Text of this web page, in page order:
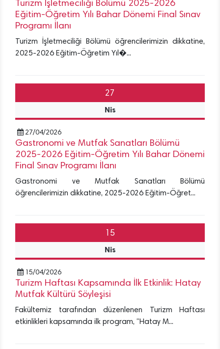
Turizm İşletmeciliği Bölümü 2025-2026
Eğitim-Öğretim Yılı Bahar Dönemi Final Sınav
Programı İlanı
Turizm İşletmeciliği Bölümü öğrencilerimizin dikkatine,
2025-2026 Eğitim-Öğretim Yıl�...
27
Nis
27/04/2026
Gastronomi ve Mutfak Sanatları Bölümü
2025-2026 Eğitim-Öğretim Yılı Bahar Dönemi
Final Sınav Programı İlanı
Gastronomi ve Mutfak Sanatları Bölümü
öğrencilerimizin dikkatine, 2025-2026 Eğitim-Öğret...
15
Nis
15/04/2026
Turizm Haftası Kapsamında İlk Etkinlik: Hatay
Mutfak Kültürü Söyleşisi
Fakültemiz tarafından düzenlenen Turizm Haftası
etkinlikleri kapsamında ilk program, “Hatay M...